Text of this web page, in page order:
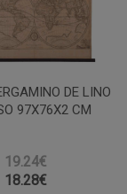
DE LINO
97X76X2 CM
19.24€
18.28€